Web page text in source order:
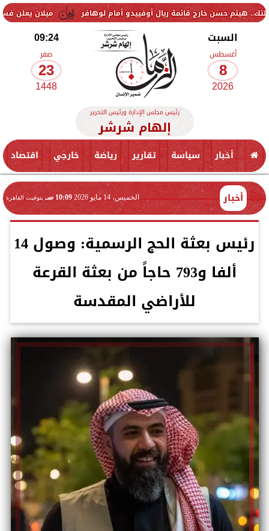
ميلان يعلن فسخ عقد إسماعيل قائمة ريال أوفييدو أمام لوهافر
السبت
أغسطس
8
2026
09:24
صفر
23
1448
رئيس مجلس الإدارة ورئيس التحرير
إلهام شرشر
أخبار سياسة تقارير رياضة خارجي اقتصاد
أخبار الخميس، 14 مايو 2026 10:09 صـ بتوقيت القاهرة
رئيس بعثة الحج الرسمية: وصول 14
ألفا و793 حاجاً من بعثة القرعة
للأراضي المقدسة